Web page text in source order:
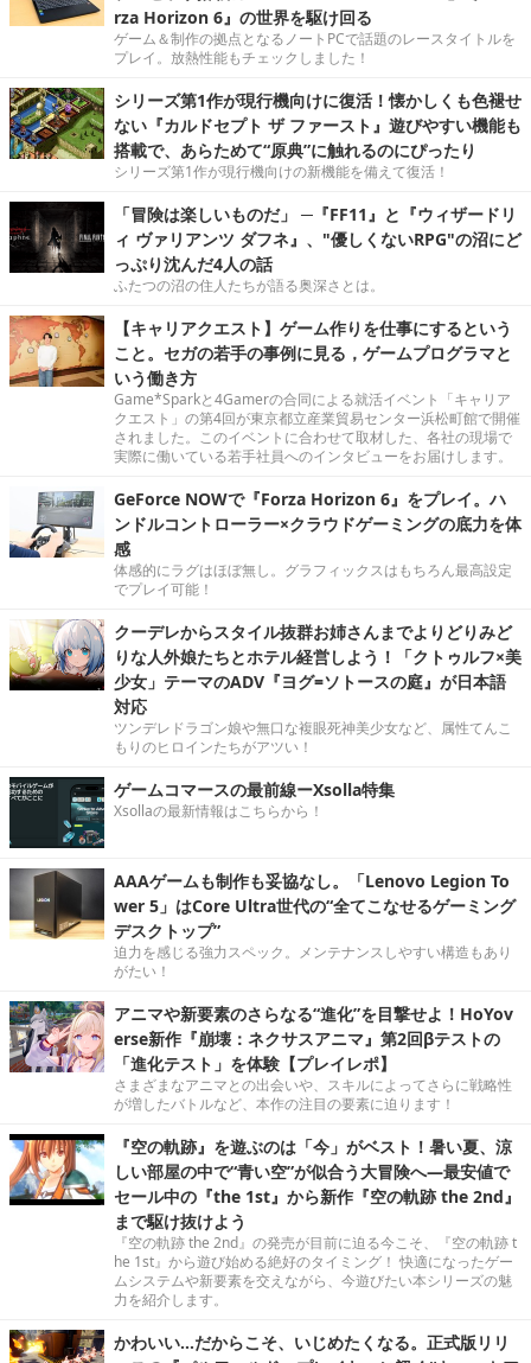
rza Horizon 6』の世界を駆け回る
ゲーム＆制作の拠点となるノートPCで話題のレースタイトルを
プレイ。放熱性能もチェックしました！
シリーズ第1作が現行機向けに復活！懐かしくも色褪せ
ない『カルドセプト ザ ファースト』遊びやすい機能も
搭載で、あらためて“原典”に触れるのにぴったり
シリーズ第1作が現行機向けの新機能を備えて復活！
「冒険は楽しいものだ」 ─『FF11』と『ウィザードリ
ィ ヴァリアンツ ダフネ』、"優しくないRPG"の沼にど
っぷり沈んだ4人の話
ふたつの沼の住人たちが語る奥深さとは。
【キャリアクエスト】ゲーム作りを仕事にするという
こと。セガの若手の事例に見る，ゲームプログラマと
いう働き方
Game*Sparkと4Gamerの合同による就活イベント「キャリア
クエスト」の第4回が東京都立産業貿易センター浜松町館で開催
されました。このイベントに合わせて取材した、各社の現場で
実際に働いている若手社員へのインタビューをお届けします。
GeForce NOWで『Forza Horizon 6』をプレイ。ハ
ンドルコントローラー×クラウドゲーミングの底力を体
感
体感的にラグはほぼ無し。グラフィックスはもちろん最高設定
でプレイ可能！
クーデレからスタイル抜群お姉さんまでよりどりみど
りな人外娘たちとホテル経営しよう！「クトゥルフ×美
少女」テーマのADV『ヨグ=ソトースの庭』が日本語
対応
ツンデレドラゴン娘や無口な複眼死神美少女など、属性てんこ
もりのヒロインたちがアツい！
ゲームコマースの最前線ーXsolla特集
Xsollaの最新情報はこちらから！
AAAゲームも制作も妥協なし。「Lenovo Legion To
wer 5」はCore Ultra世代の“全てこなせるゲーミング
デスクトップ”
迫力を感じる強力スペック。メンテナンスしやすい構造もあり
がたい！
アニマや新要素のさらなる“進化”を目撃せよ！HoYov
erse新作『崩壊：ネクサスアニマ』第2回βテストの
「進化テスト」を体験【プレイレポ】
さまざまなアニマとの出会いや、スキルによってさらに戦略性
が増したバトルなど、本作の注目の要素に迫ります！
『空の軌跡』を遊ぶのは「今」がベスト！暑い夏、涼
しい部屋の中で“青い空”が似合う大冒険へ―最安値で
セール中の『the 1st』から新作『空の軌跡 the 2nd』
まで駆け抜けよう
『空の軌跡 the 2nd』の発売が目前に迫る今こそ、『空の軌跡 t
he 1st』から遊び始める絶好のタイミング！ 快適になったゲー
ムシステムや新要素を交えながら、今遊びたい本シリーズの魅
力を紹介します。
かわいい…だからこそ、いじめたくなる。正式版リリ